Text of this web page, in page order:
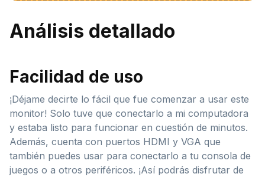
Análisis detallado
Facilidad de uso
¡Déjame decirte lo fácil que fue comenzar a usar este
monitor! Solo tuve que conectarlo a mi computadora
y estaba listo para funcionar en cuestión de minutos.
Además, cuenta con puertos HDMI y VGA que
también puedes usar para conectarlo a tu consola de
juegos o a otros periféricos. ¡Así podrás disfrutar de